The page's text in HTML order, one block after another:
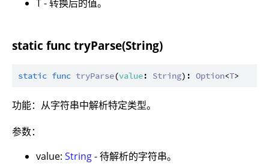
T - 转换后的值。
static func tryParse(String)
static func tryParse(value: String): Option<T
功能：从字符串中解析特定类型。
参数：
value: String- 待解析的字符串。